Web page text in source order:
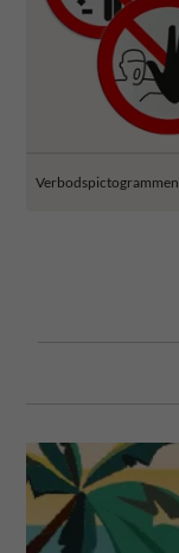
Verbodspictogrammen